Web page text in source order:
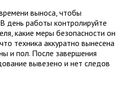
выноса, чтобы
день работы контролируйте
какие меры безопасности он
техника аккуратно вынесена
и пол. После завершения
вывезено и нет следов